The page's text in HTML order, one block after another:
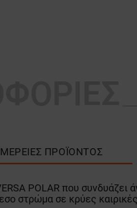
ΠΡΟΪΌΝΤΟΣ
POLAR που συνδυάζει
στρώμα σε κρύες